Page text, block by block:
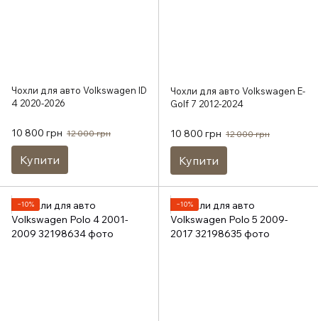
Чохли для авто Volkswagen ID
4 2020-2026
10 800 грн 12 000 грн
Купити
Чохли для авто Volkswagen E-
Golf 7 2012-2024
10 800 грн 12 000 грн
Купити
−10% −10%